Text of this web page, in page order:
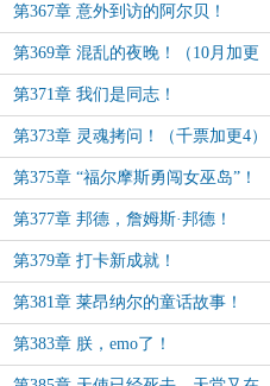
更）
第367章 意外到访的阿尔贝！
第369章 混乱的夜晚！（10月加更
3）
第371章 我们是同志！
第373章 灵魂拷问！（千票加更4）
第375章 “福尔摩斯勇闯女巫岛”！
第377章 邦德，詹姆斯·邦德！
第379章 打卡新成就！
第381章 莱昂纳尔的童话故事！
（千票加更6）
第383章 朕，emo了！